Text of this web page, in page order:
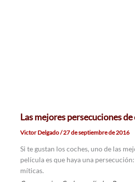
Las mejores persecuciones
Victor Delgado/27 de septiembre de 2016
Si te gustan los coches, uno de las
película es que haya una
míticas.